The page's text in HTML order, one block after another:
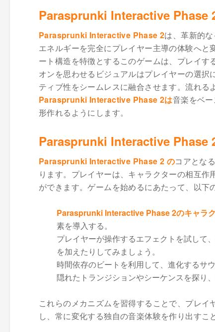
Parasprunki Interactive Phase
Parasprunki Interactive Phase 2は、革新的
エネルギーを完全にプレイヤー主導の体験へ
ート構造を特徴とするこのゲームは、プレイ
オンを思わせるビジュアルはプレイヤーの選
ティブ性をシームレスに融合させます。流れ
Parasprunki Interactive Phase 2は音楽をベ
形作れるようにします。
Parasprunki Interactive Phase
Parasprunki Interactive Phase 2 のコアとな
ります。プレイヤーは、キャラクターの相互
ができます。ゲームを始めるにあたって、以下
Parasprunki Interactive Phase 2のキャラ
素を導入する。
プレイヤーが操作するエフェクトを試して
を加えたりしてみましょう。
時間依存のビートを利用して、進化するサ
隠れたトランジションやシーケンスを探り
これらのメカニズムを習得することで、プレイ
し、常に変化する独自の音楽体験を作り出すこ